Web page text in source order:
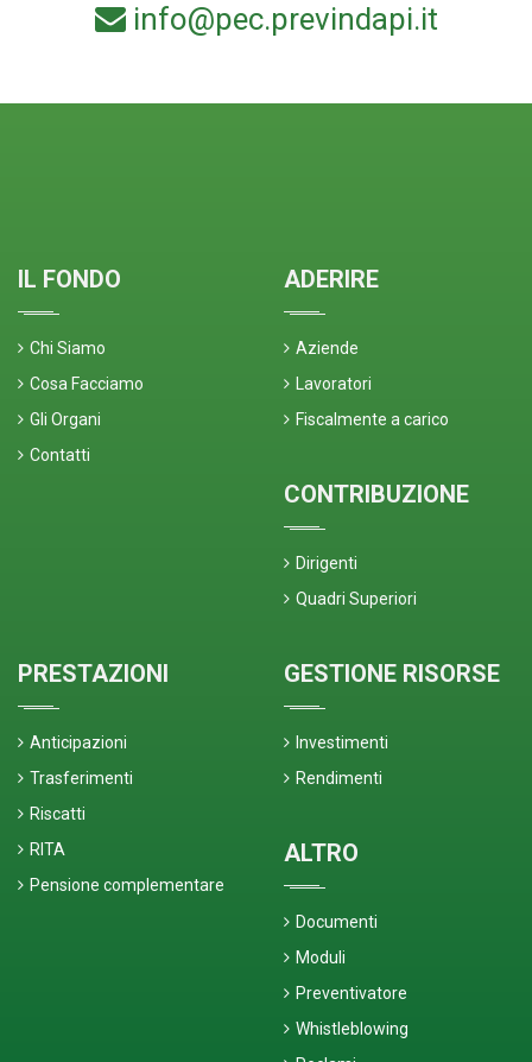
info@pec.previndapi.it
IL FONDO
Chi Siamo
Cosa Facciamo
Gli Organi
Contatti
ADERIRE
Aziende
Lavoratori
Fiscalmente a carico
CONTRIBUZIONE
Dirigenti
Quadri Superiori
PRESTAZIONI
Anticipazioni
Trasferimenti
Riscatti
RITA
Pensione complementare
GESTIONE RISORSE
Investimenti
Rendimenti
ALTRO
Documenti
Moduli
Preventivatore
Whistleblowing